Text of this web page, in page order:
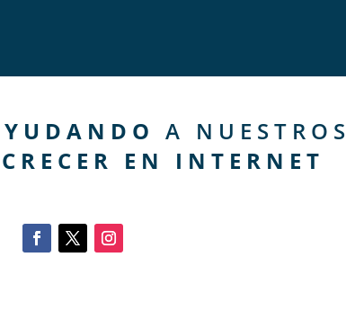
A NUESTROS
CRECER EN INTERNET